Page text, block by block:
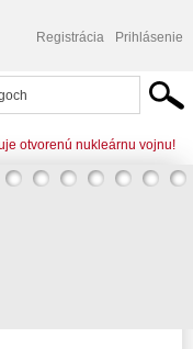
Registrácia Prihlásenie
otvorenú nukleárnu vojnu!